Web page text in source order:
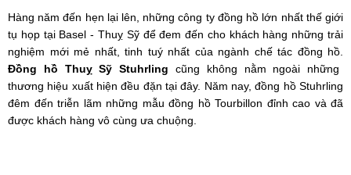
Hàng năm đến hẹn lại lên, những công ty đồng hồ lớn nhất thế giới
tụ họp tại Basel - Thuỵ Sỹ để đem đến cho khách hàng những trải
nghiệm mới mẻ nhất, tinh tuý nhất của ngành chế tác đồng hồ.
Đồng hồ Thuỵ Sỹ Stuhrling cũng không nằm ngoài những
thương hiệu xuất hiện đều đặn tại đây. Năm nay, đồng hồ Stuhrling
đêm đến triễn lãm những mẫu đồng hồ Tourbillon đỉnh cao và đã
được khách hàng vô cùng ưa chuộng.